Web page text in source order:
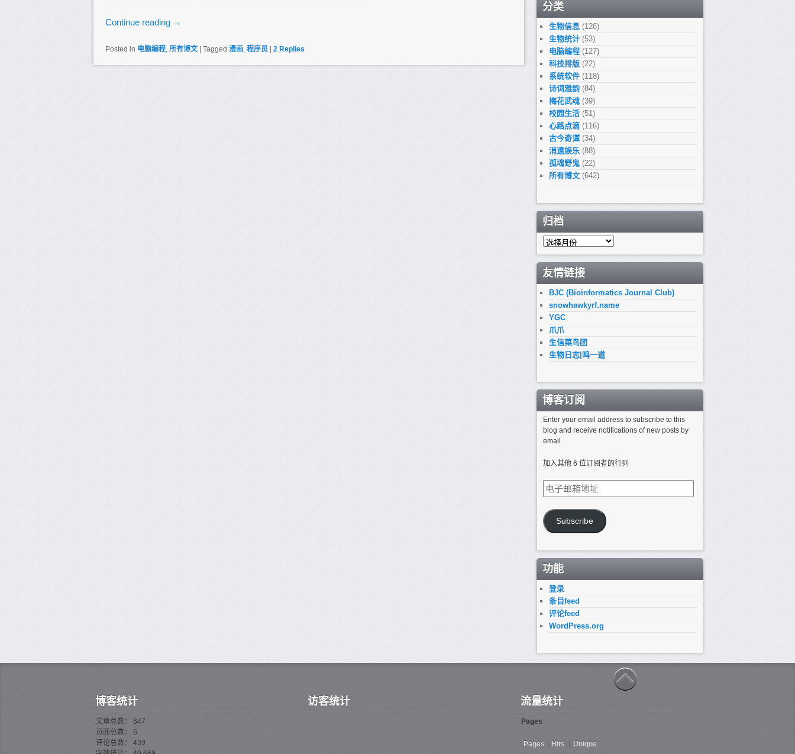
Continue reading →
Posted in 电脑编程, 所有博文 | Tagged 漫画, 程序员 | 2 Replies
分类
生物信息 (126)
生物统计 (53)
电脑编程 (127)
科技排版 (22)
系统软件 (118)
诗词雅韵 (84)
梅花武魂 (39)
校园生活 (51)
心路点滴 (116)
古今奇谭 (34)
消遣娱乐 (88)
孤魂野鬼 (22)
所有博文 (642)
归档
归
友情链接
BJC (Bioinformatics Journal Club)
snowhawkyrf.name
YGC
爪爪
生信菜鸟团
生物日志|鸣一道
博客订阅
Enter your email address to subscribe to this
blog and receive notifications of new posts by
email.
加入其他 6 位订阅者的行列
电
子
箱
地
Subscribe
功能
登录
条目feed
评论feed
WordPress.org
博客统计
文章总数： 647
页面总数： 6
评论总数： 439
访客统计 流量统计
Pages
Pages | Hits | Unique